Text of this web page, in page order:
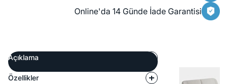
Online'da 14 Günde İade Garantisi
Açıklama
Özellikler